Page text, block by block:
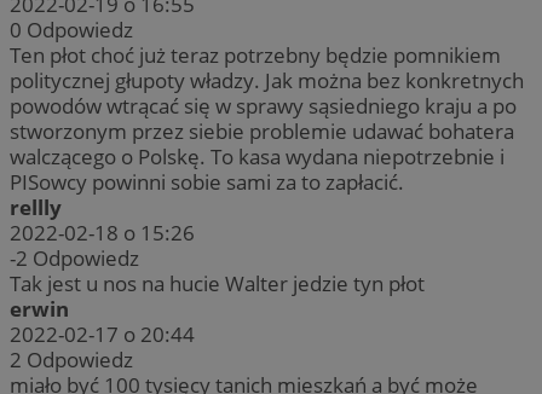
0 Odpowiedz
Ten płot choć już teraz potrzebny będzie pomnikiem
politycznej głupoty władzy. Jak można bez konkretnych
powodów wtrącać się w sprawy sąsiedniego kraju a po
stworzonym przez siebie problemie udawać bohatera
walczącego o Polskę. To kasa wydana niepotrzebnie i
PISowcy powinni sobie sami za to zapłacić.
rellly
2022-02-18 o 15:26
-2 Odpowiedz
Tak jest u nos na hucie Walter jedzie tyn płot
erwin
2022-02-17 o 20:44
2 Odpowiedz
miało być 100 tysięcy tanich mieszkań a być może